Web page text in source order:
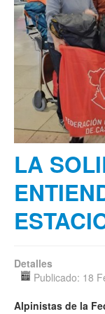
LA
Detalles
Publicado: 18
Alpinistas de la